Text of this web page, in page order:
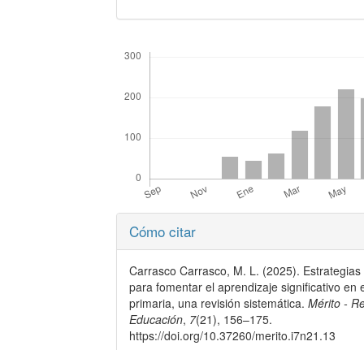
Detalles
del
artículo
Cómo citar
Carrasco Carrasco, M. L. (2025). Estrategias
para fomentar el aprendizaje significativo en
primaria, una revisión sistemática. Mérito -
Educación, 7(21), 156–175.
https://doi.org/10.37260/merito.i7n21.13